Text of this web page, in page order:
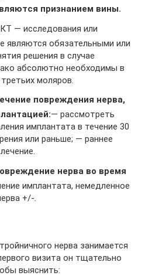
признанием вины.
— исследования или
являются обязательными или
решения в случае
абсолютно необходимы в
моляров.
повреждения нерва,
— рассмотреть
имплантата в течение 30
или раньше; — раннее
нерва во время
имплантата, немедленное
+/-.
нерва занимается
визита он тщательно
выяснить: